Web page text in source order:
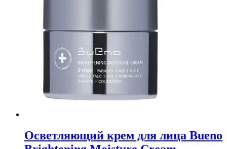
Осветляющий крем для лица Bueno